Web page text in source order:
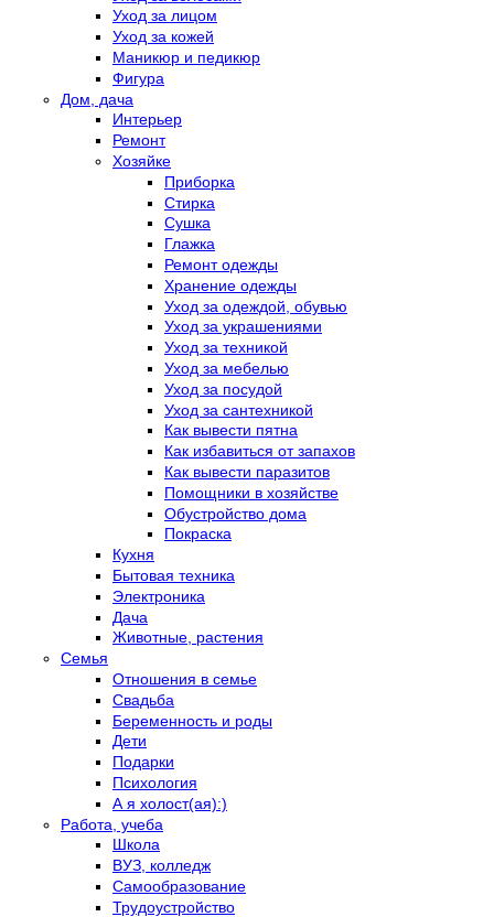
Уход за лицом
Уход за кожей
Маникюр и педикюр
Фигура
Дом, дача
Интерьер
Ремонт
Хозяйке
Приборка
Стирка
Сушка
Глажка
Ремонт одежды
Хранение одежды
Уход за одеждой, обувью
Уход за украшениями
Уход за техникой
Уход за мебелью
Уход за посудой
Уход за сантехникой
Как вывести пятна
Как избавиться от запахов
Как вывести паразитов
Помощники в хозяйстве
Обустройство дома
Покраска
Кухня
Бытовая техника
Электроника
Дача
Животные, растения
Семья
Отношения в семье
Свадьба
Беременность и роды
Дети
Подарки
Психология
А я холост(ая):)
Работа, учеба
Школа
ВУЗ, колледж
Самообразование
Трудоустройство